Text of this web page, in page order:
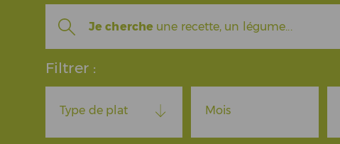
Je cherche une recette, un légume...
Filtrer :
Type de plat Mois